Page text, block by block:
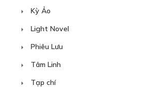
Kỳ Ảo
Light Novel
Phiêu Lưu
Tâm Linh
Tạp chí